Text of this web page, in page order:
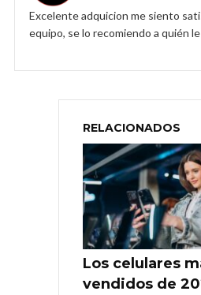
Excelente adquicion me siento
equipo, se lo recomiendo a quién
RELACIONADOS
Los celulares
vendidos de